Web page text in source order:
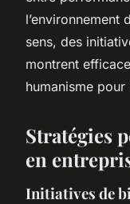
l’environnement
sens, des
montrent
humanisme
Stratégies
en
Initiatives de